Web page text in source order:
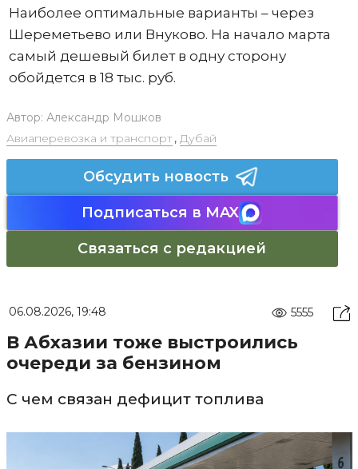
Наиболее оптимальные варианты – через
Шереметьево или Внуково. На начало марта
самый дешевый билет в одну сторону
обойдется в 18 тыс. руб.
Автор: Александр Мошков
Авиаперевозка и транспорт, Дубай
Обсудить новость
Подписаться в MAX
Связаться с редакцией
06.08.2026, 19:48 5555
В Абхазии тоже выстроились
очереди за бензином
С чем связан дефицит топлива